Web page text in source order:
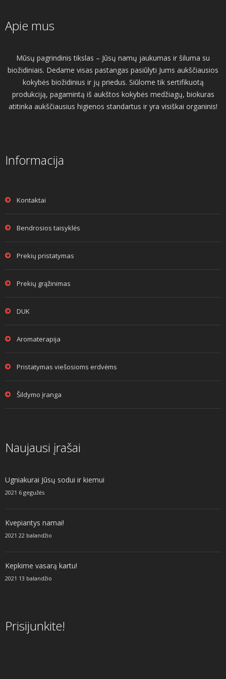
Apie mus
Mūsų pagrindinis tikslas – Jūsų namų jaukumas ir šiluma su
biožidiniais. Dedame visas pastangas pasiūlyti Jums aukščiausios
kokybės biožidinius ir jų priedus. Siūlome tik sertifikuotą
produkciją, pagamintą iš aukštos kokybės medžiagų, biokuras
atitinka aukščiausius higienos standartus ir yra visiškai organinis!
Informacija
Kontaktai
Bendrosios taisyklės
Prekių pristatymas
Prekių grąžinimas
DUK
Aromaterapija
Pristatymas viešosioms erdvėms
Šildymo įranga
Naujausi įrašai
Ugniakurai Jūsų sodui ir kiemui
2021 6 gegužės
Kvepiantys namai!
2021 22 balandžio
Kepkime vasarą kartu!
2021 13 balandžio
Prisijunkite!